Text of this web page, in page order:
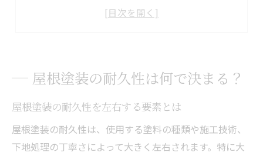
メンテナンス頻度が耐久性に及ぼす効果
屋根塗装を選ぶ際の地域特性の活かし方
大東市の気候に適した屋根塗装の見極め方
屋根塗装業者選びで重視すべきポイント
屋根塗装の実績や口コミのチェック方法
屋根塗装の耐久性は何で決まる？
屋根塗装の耐久性を左右する要素とは
屋根塗装の耐久性は、使用する塗料の種類や施工技術、
下地処理の丁寧さによって大きく左右されます。特に大